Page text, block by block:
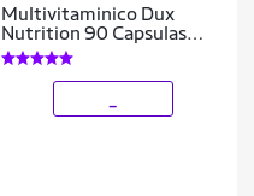
Multivitaminico Dux
Nutrition 90 Capsulas
Minerais Vitaminas